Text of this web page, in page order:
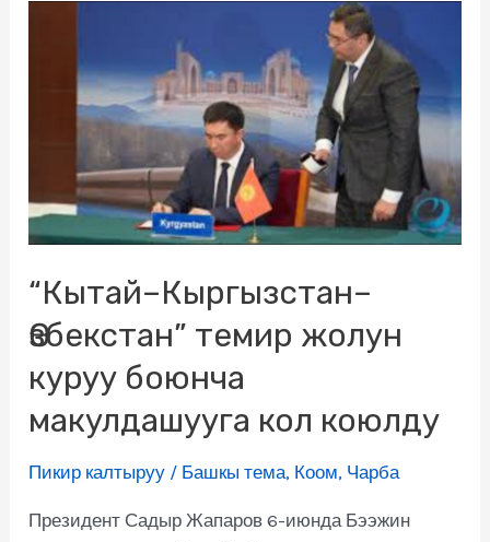
“Кытай–Кыргызстан–
Өзбекстан” темир жолун
куруу боюнча
макулдашууга кол коюлду
Пикир калтыруу / Башкы тема, Коом, Чарба
Президент Садыр Жапаров 6-июнда Бээжин